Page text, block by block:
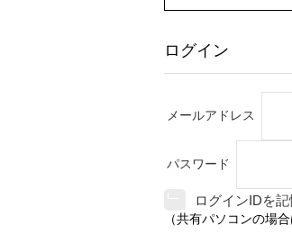
ログイン
メールアドレス
パスワード
ログインIDを記
（共有パソコンの場